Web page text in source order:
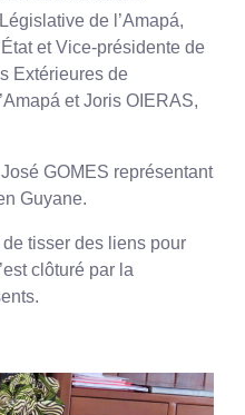
de l’Amapá,
et Vice-présidente de
Extérieures de
et Joris OIERAS,
GOMES représentant
Guyane.
tisser des liens pour
clôturé par la